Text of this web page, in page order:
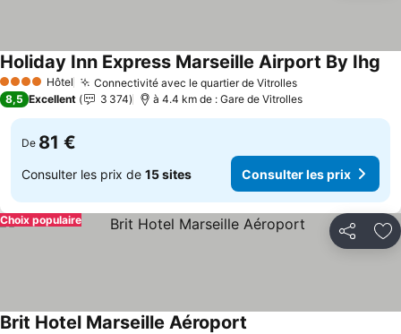
4 Étoiles Hôtel Connectivité avec le quartier de VitrollesConsulter les
Holiday Inn Express Marseille Airport By Ihg
8,5 Excellent 3 374 à 4.4 km de : Gare de Vitrolles
De 81 €
Consulter les prix de 15 sites Consulter les prix
Partager
Choix populaire
Brit Hotel Marseille Aéroport